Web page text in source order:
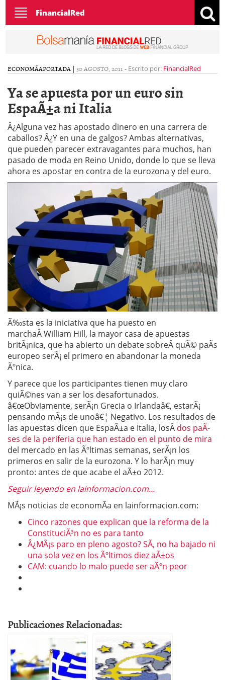
Toggle
navigation
FinancialRed
ECONOMÃ­APORTADA | 30 AGOSTO, 2011 - Escrito por: FinancialRed
Ya se apuesta por un euro sin
EspaÃ±a ni Italia
Â¿Alguna vez has apostado dinero en una carrera de
caballos? Â¿Y en una de galgos? Ambas alternativas,
que pueden parecer extravagantes para muchos, han
pasado de moda en Reino Unido, donde lo que se lleva
ahora es apostar en contra de la eurozona y del euro.
Ã‰sta es la iniciativa que ha puesto en
marchaÂ William Hill, la mayor casa de apuestas
britÃ¡nica, que ha abierto un debate sobreÂ quÃ© paÃ­s
europeo serÃ¡ el primero en abandonar la moneda
Ãºnica.
Y parece que los participantes tienen muy claro
quiÃ©nes van a ser los desafortunados.
â€œObviamente, serÃ¡n Grecia o Irlandaâ€, estarÃ¡
pensando mÃ¡s de unoâ€¦ Negativo. Los resultados de
las apuestas dicen que EspaÃ±a e Italia, losÂ dos paÃ­
ses de la periferia que han estado en el punto de mira
del mercado en las Ãºltimas semanas, serÃ¡n los
primeros en salir de la eurozona. Y lo harÃ¡n muy
pronto: antes de que acabe el aÃ±o 2012.
Seguir leyendo en lainformacion.com…
MÃ¡s noticias de economÃ­a en lainformacion.com:
Cinco razones que explican que la reforma de la
ConstituciÃ³n no es para tanto
Â¿MÃ¡s paro en pleno agosto? SÃ­, no ha bajado ni
una sola vez en los Ãºltimos diez aÃ±os
CAM: cuando lo malo puede ser aÃºn peor
Publicaciones Relacionadas: